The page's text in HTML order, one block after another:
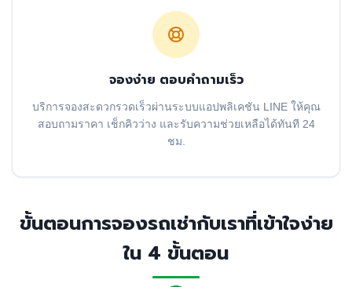
จองง่าย ตอบคำถามเร็ว
บริการจองสะดวกรวดเร็วผ่านระบบแอปพลิเคชัน LINE ให้คุณ
สอบถามราคา เช็กคิวว่าง และรับความช่วยเหลือได้ทันที 24
ชม.
ขั้นตอนการจองรถเช่ากับเราที่เข้าใจง่าย
ใน 4 ขั้นตอน